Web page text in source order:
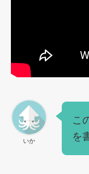
いか
こ
を